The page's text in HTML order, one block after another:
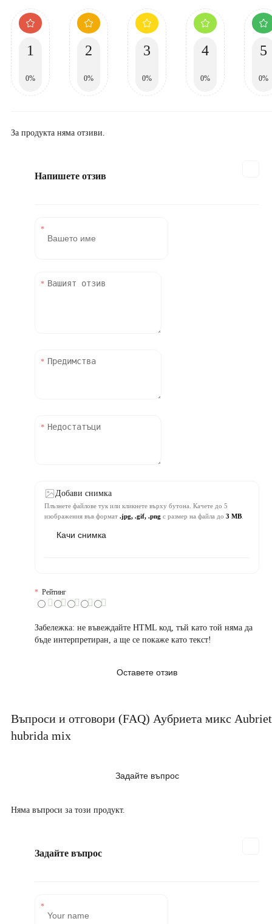
1
0%
2
0%
3
0%
4
0%
5
0%
За продукта няма отзиви.
Напишете отзив
Добави снимка
Плъзнете файлове тук или кликнете върху бутона. Качете до 5
изображения във формат .jpg, .gif, .png с размер на файла до 3 MB
Качи снимка
Рейтинг
Забележка: не въвеждайте HTML код, тъй като той няма да
бъде интерпретиран, а ще се покаже като текст!
Оставете отзив
Въпроси и отговори (FAQ) Аубриета микс
hubrida mix
Задайте въпрос
Няма въпроси за този продукт.
Задайте въпрос